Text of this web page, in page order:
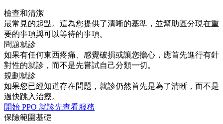
檢查和清潔
最常見的起點。這為您提供了清晰的基準，並幫助區分現在重
要的事項與可以等待的事項。
問題就診
如果有任何東西疼痛、感覺破損或讓您擔心，應首先進行有針
對性的就診，而不是先嘗試自己分類一切。
規劃就診
如果您已經知道存在問題，就診仍然首先是為了清晰，而不是
過快跳入治療。
開始 PPO 就診先查看服務
保險範圍基礎